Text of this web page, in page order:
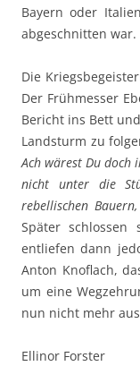
Bayern oder
abgeschnitten war.
Die
Der Frühmesser
Bericht ins Bett
Landsturm zu
Ach wärest Du doch
nicht unter die
rebellischen
Später
entliefen dann
Anton Knoflach,
um eine
nun nicht mehr
Ellinor Forster